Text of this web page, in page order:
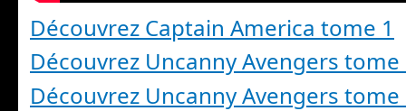
Découvrez Captain America tome 1
Découvrez Uncanny Avengers tome
Découvrez Uncanny Avengers tome